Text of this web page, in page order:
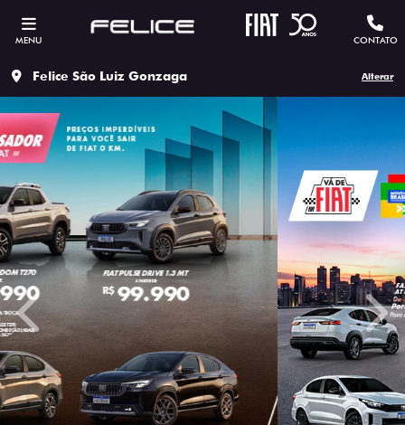
MENU CONTATO
Felice São Luiz Gonzaga Alterar
templates.template-